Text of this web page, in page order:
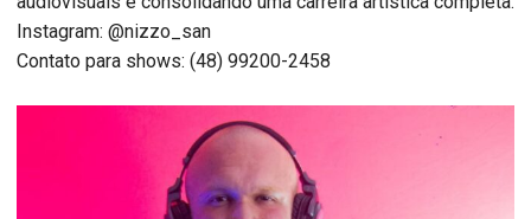
Instagram: @nizzo_san
Contato para shows: (48) 99200-2458